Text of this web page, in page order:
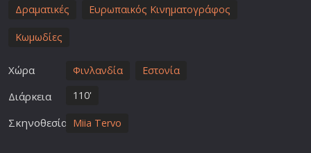
Δραματικές Ευρωπαικός Κινηματογράφος
Κωμωδίες
Χώρα Φινλανδία Εστονία
Διάρκεια 110'
Σκηνοθεσία Miia Tervo